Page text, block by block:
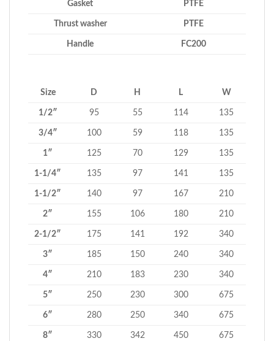
Gasket PTFE
Thrust washer PTFE
Handle FC200
Size D H L W
1/2″ 95 55 114 135
3/4″ 100 59 118 135
1″ 125 70 129 135
1-1/4″ 135 97 141 135
1-1/2″ 140 97 167 210
2″ 155 106 180 210
2-1/2″ 175 141 192 340
3″ 185 150 240 340
4″ 210 183 230 340
5″ 250 230 300 675
6″ 280 250 340 675
8″ 330 342 450 675